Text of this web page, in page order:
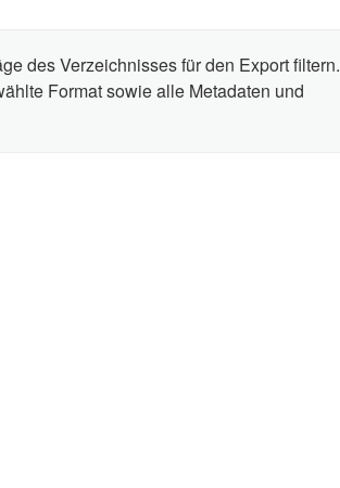
des Verzeichnisses für den Export filtern.
Format sowie alle Metadaten und